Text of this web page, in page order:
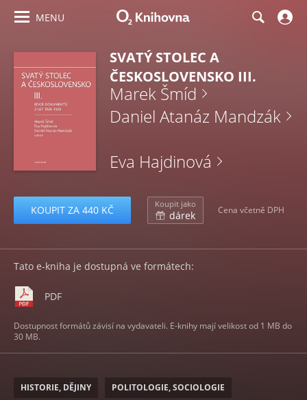
MENU
SVATÝ STOLEC A
ČESKOSLOVENSKO III.
Marek Šmíd
Daniel Atanáz Mandzák
Eva Hajdinová
KOUPIT ZA 440 KČ Koupit jako
dárek Cena včetně DPH
Tato e-kniha je dostupná ve formátech:
PDF
Dostupnost formátů závisí na vydavateli. E-knihy mají velikost od 1 MB do
30 MB.
HISTORIE, DĚJINY POLITOLOGIE, SOCIOLOGIE